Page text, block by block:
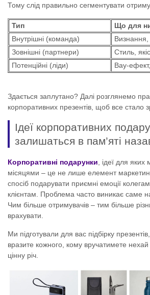
Тому слід правильно сегментувати
Тип
Що для
Внутрішні (команда)
Визнання,
Зовнішні (партнери)
Стиль,
Потенційні (ліди)
Вау-ефект,
Здається заплутано? Далі розглянемо
корпоративних презентів, щоб все стало
Ідеї корпоративних
залишаться в пам’яті
Корпоративні подарунки , ідеї для
місяцями – це не лише елемент
спосіб подарувати приємні емоції
клієнтам. Проблема часто виникає саме
Чим більше отримувачів – тим більше
врахувати.
Ми підготували для вас підбірку
вразите кожного, кому вручатимете нехай
цінну річ.